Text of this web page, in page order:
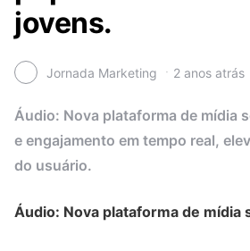
jovens.
Jornada Marketing 2 anos atrás
Áudio: Nova plataforma de mídia
e engajamento em tempo real,
do usuário.
Áudio: Nova plataforma de mídia